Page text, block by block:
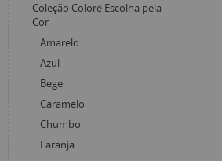
Coleção Coloré Escolha pela
Cor
Amarelo
Azul
Bege
Caramelo
Chumbo
Laranja